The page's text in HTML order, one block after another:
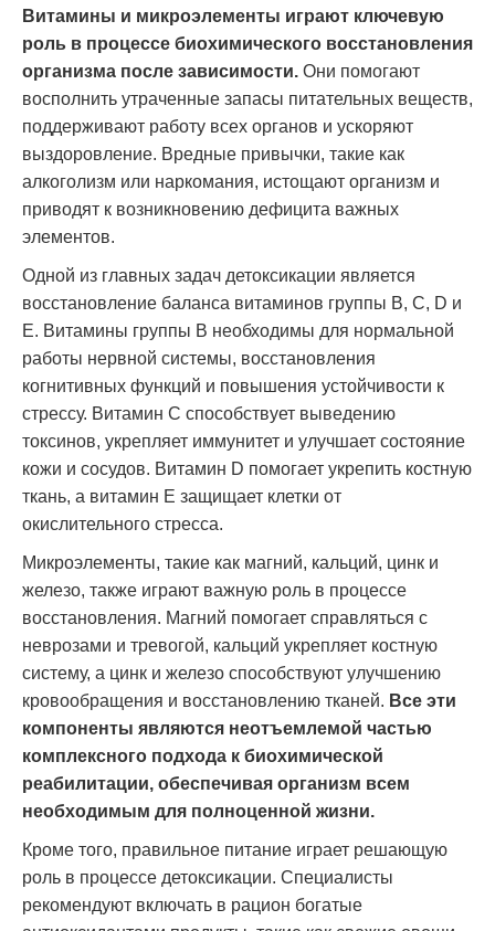
Витамины и микроэлементы играют ключевую
роль в процессе биохимического восстановления
организма после зависимости. Они помогают
восполнить утраченные запасы питательных веществ,
поддерживают работу всех органов и ускоряют
выздоровление. Вредные привычки, такие как
алкоголизм или наркомания, истощают организм и
приводят к возникновению дефицита важных
элементов.
Одной из главных задач детоксикации является
восстановление баланса витаминов группы В, С, D и
Е. Витамины группы В необходимы для нормальной
работы нервной системы, восстановления
когнитивных функций и повышения устойчивости к
стрессу. Витамин С способствует выведению
токсинов, укрепляет иммунитет и улучшает состояние
кожи и сосудов. Витамин D помогает укрепить костную
ткань, а витамин Е защищает клетки от
окислительного стресса.
Микроэлементы, такие как магний, кальций, цинк и
железо, также играют важную роль в процессе
восстановления. Магний помогает справляться с
неврозами и тревогой, кальций укрепляет костную
систему, а цинк и железо способствуют улучшению
кровообращения и восстановлению тканей. Все эти
компоненты являются неотъемлемой частью
комплексного подхода к биохимической
реабилитации, обеспечивая организм всем
необходимым для полноценной жизни.
Кроме того, правильное питание играет решающую
роль в процессе детоксикации. Специалисты
рекомендуют включать в рацион богатые